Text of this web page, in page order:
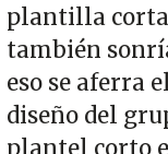
plantilla
también
eso se aferra
diseño del
plantel corto